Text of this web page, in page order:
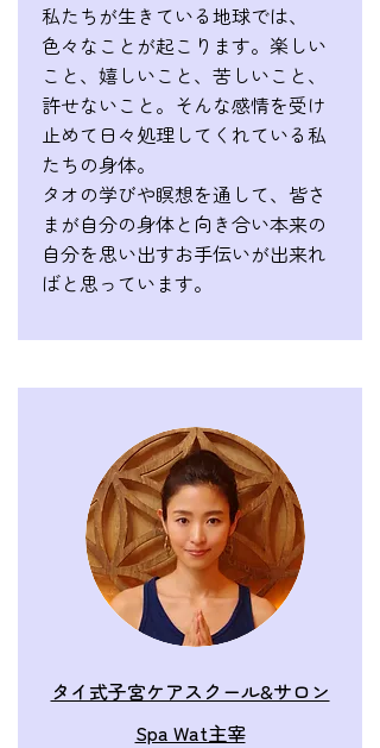
私たちが生きている地球では、
色々なことが起こります。楽しい
こと、嬉しいこと、苦しいこと、
許せないこと。そんな感情を受け
止めて日々処理してくれている私
たちの身体。
タオの学びや瞑想を通して、皆さ
まが自分の身体と向き合い本来の
自分を思い出すお手伝いが出来れ
ばと思っています。​​
タイ式子宮ケアスクール&サロン
Spa Wat主宰